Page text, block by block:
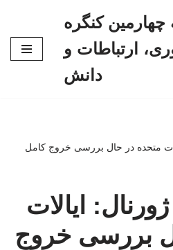
چهارمین کنگره
ارتباطات و
دانش
متحده در حال بررسی خروج کامل
ایالات
بررسی خروج